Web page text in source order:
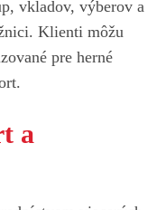
vkladov, výberov a
Klienti môžu
pre herné
a